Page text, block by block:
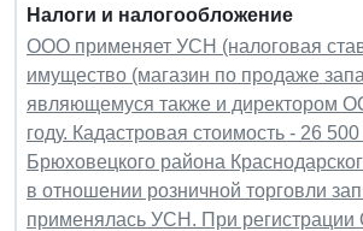
Налоги и налогообложение
ООО применяет УСН (налоговая
имущество (магазин по продаже
являющемуся также и директором
году. Кадастровая стоимость - 26
Брюховецкого района
в отношении розничной торговли
применялась УСН. При регистрации